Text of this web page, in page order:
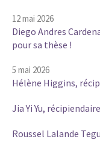
12 mai 2026
Diego Andres
pour sa thèse !
5 mai 2026
Hélène Higgins,
Jia Yi Yu,
Roussel Lalande